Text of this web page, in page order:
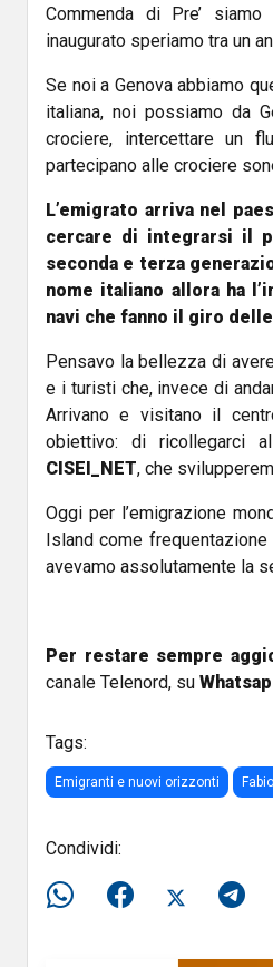
Commenda di Pre’
inaugurato speriamo tra un
Se noi a Genova abbiamo
italiana, noi possiamo da
crociere, intercettare un
partecipano alle crociere
L’emigrato arriva nel
cercare di integrarsi il
seconda e terza
nome italiano allora ha
navi che fanno il giro
Pensavo la bellezza di
e i turisti che, invece di
Arrivano e visitano il
obiettivo: di ricollegarci
CISEI_NET, che
Oggi per l’emigrazione
Island come
avevamo assolutamente la
Per restare sempre
canale Telenord, su
Tags:
Emigranti e nuovi orizzonti
Condividi: